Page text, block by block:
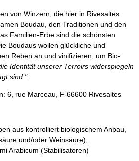
von Winzern, die hier in Rivesaltes
Boudau, den Traditionen und den
Familien-Erbe sind die schönsten
Boudaus wollen glückliche und
Reben an und vinifizieren, um Bio-
Identität unserer Terroirs widerspiegeln
sind ".
6, rue Marceau, F-66600 Rivesaltes
aus kontrolliert biologischem Anbau,
und/oder Weinsäure),
Arabicum (Stabilisatoren)